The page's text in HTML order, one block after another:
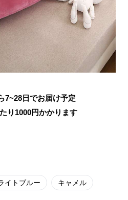
7~28日でお届け予定
り 1000円かかります
イトブルー キャメル